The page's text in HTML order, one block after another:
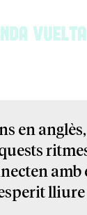
en
amb
lliure